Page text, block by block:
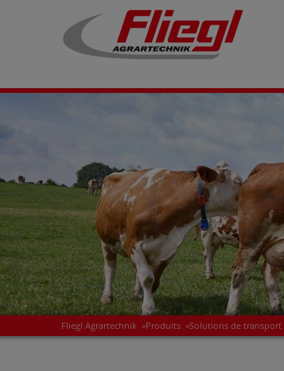
Fliegl Agrartechnik »Produits »Solutions de transport